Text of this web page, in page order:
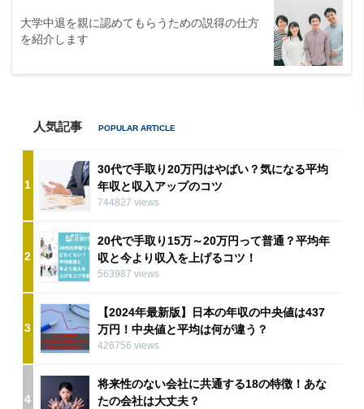
大学中退を親に認めてもらうための説得の仕方
を紹介します
人気記事
1
30代で手取り20万円はやばい？気になる平均
年収と収入アップのコツ
744827 views
2
20代で手取り15万～20万円って普通？平均年
収と今より収入を上げるコツ！
563987 views
3
【2024年最新版】日本の年収の中央値は437
万円！中央値と平均は何が違う？
426756 views
4
将来性のない会社に共通する18の特徴！あな
たの会社は大丈夫？